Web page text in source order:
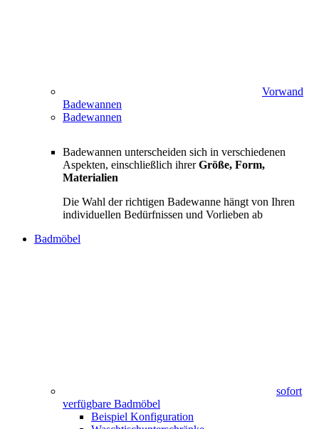
Vorwand
Badewannen
Badewannen
Badewannen unterscheiden sich in verschiedenen
Aspekten, einschließlich ihrerGröße, Form,
Materialien
Die Wahl der richtigen Badewanne hängt von Ihren
individuellen Bedürfnissen und Vorlieben ab
Badmöbel
sofort
verfügbare Badmöbel
Beispiel Konfiguration